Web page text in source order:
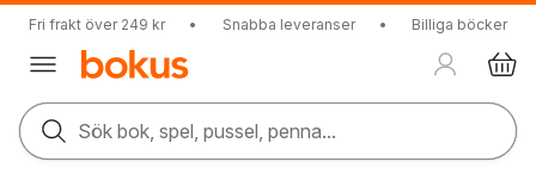
Fri frakt över 249 kr • Snabba leveranser • Billiga böcker
Sök bok, spel, pussel, penna...